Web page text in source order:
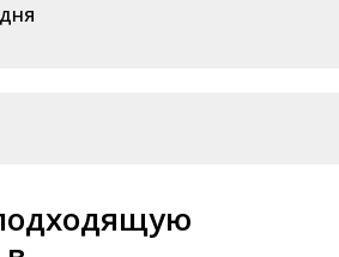
дня